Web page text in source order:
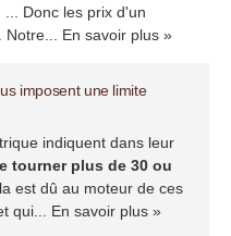
Donc les prix d'un
En savoir plus »
imposent une limite
indiquent dans leur
tourner plus de 30 ou
est dû au moteur de ces
qui... En savoir plus »